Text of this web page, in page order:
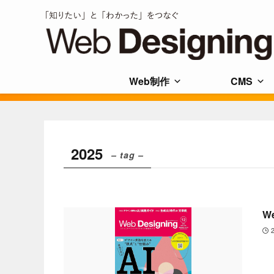
Web制作 CMS
2025 – tag –